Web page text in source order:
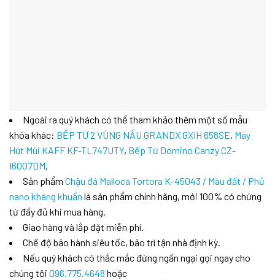
Ngoài ra quý khách có thể tham khảo thêm một số mẫu
khóa khác: BẾP TỪ 2 VÙNG NẤU GRANDX GXIH 658SE, Máy
Hút Mùi KAFF KF-TL747UTY, Bếp Từ Domino Canzy CZ-
I6007DM,
Sản phẩm Chậu đá Malloca Tortora K-45043 / Màu đất / Phủ
nano kháng khuẩn là sản phẩm chính hãng, mới 100% có chứng
từ đầy đủ khi mua hàng.
Giao hàng và lắp đặt miễn phí.
Chế độ bảo hành siêu tốc, bảo trì tận nhà định kỳ.
Nếu quý khách có thắc mắc đừng ngần ngại gọi ngay cho
chúng tôi 096.775.4648 hoặc